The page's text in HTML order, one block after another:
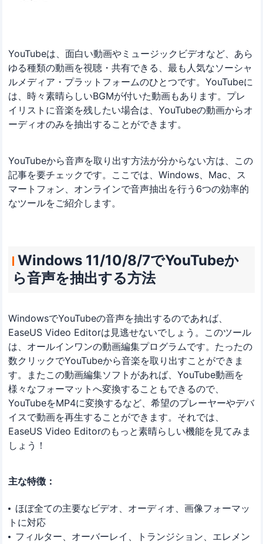
YouTubeは、面白い動画やミュージックビデオなど、あら
ゆる種類の動画を視聴・共有できる、最も人気なソーシャ
ルメディア・プラットフォームのひとつです。YouTubeに
は、時々素晴らしいBGMが付いた動画もあります。プレ
イリストに音楽を残したい場合は、YouTubeの動画からオ
ーディオのみを抽出することができます。
YouTubeから音声を取り出す方法が分からない方は、この
記事を要チェックです。ここでは、Windows、Mac、ス
マートフォン、オンラインで音声抽出を行う6つの効率的
なツールをご紹介します。
Windows 11/10/8/7でYouTubeか
ら音声を抽出する方法
WindowsでYouTubeの音声を抽出するのであれば、
EaseUS Video Editorは見逃せないでしょう。このツール
は、オールインワンの動画編集プログラムです。たったの
数クリックでYouTubeから音楽を取り出すことができま
す。またこの動画編集ソフトがあれば、YouTube動画を
様々なフォーマットへ変換することもできるので、
YouTubeをMP4に変換するなど、希望のプレーヤーやデバ
イスで動画を再生することができます。それでは、
EaseUS Video Editorのもっと素晴らしい機能を見てみま
しょう！
主な特徴：
ほぼ全ての主要なビデオ、オーディオ、画像フォーマッ
トに対応
フィルター、オーバーレイ、トランジション、エレメン